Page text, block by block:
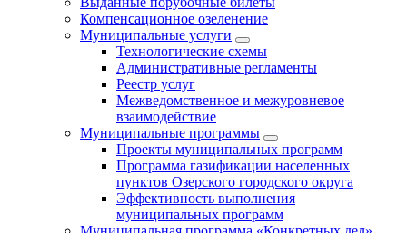
Компенсационное озеленение
Муниципальные услуги
Технологические схемы
Административные регламенты
Реестр услуг
Межведомственное и межуровневое
взаимодействие
Муниципальные программы
Проекты муниципальных программ
Программа газификации населенных
пунктов Озерского городского округа
Эффективность выполнения
муниципальных программ